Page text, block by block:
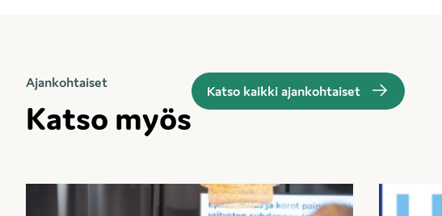
Ajankohtaiset
Katso myös
Katso kaikki ajankohtaiset